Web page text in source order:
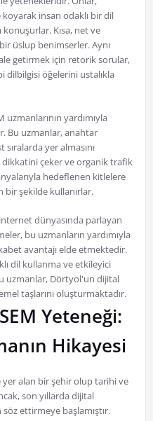
insan odaklı bir dil
Kısa, net ve
üslup benimserler. Aynı
getirmek için retorik sorular,
dilbilgisi öğelerini ustalıkla
yardımıyla
Bu uzmanlar, anahtar
yer almasını
çeker ve organik trafik
hedeflenen kitlelere
bir şekilde kullanırlar.
dünyasında parlayan
bu uzmanların yardımıyla
avantajı elde etmektedir.
dil kullanma ve etkileyici
uzmanlar, Dörtyol'un dijital
taşlarını oluşturmaktadır.
Yeteneği:
Hikayesi
alan bir şehir olup tarihi ve
son yıllarda dijital
ettirmeye başlamıştır.